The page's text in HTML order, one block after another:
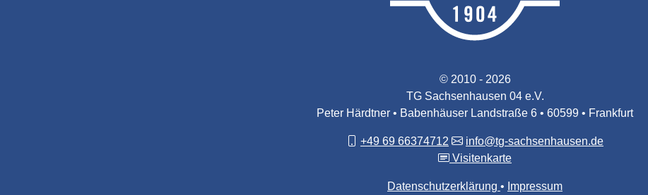
© 2010 - 2026
TG Sachsenhausen 04 e.V.
Peter Härdtner • Babenhäuser Landstraße 6 • 60599 • Frankfurt
+49 69 66374712
info@tg-sachsenhausen.de
Visitenkarte
Datenschutzerklärung Impressum